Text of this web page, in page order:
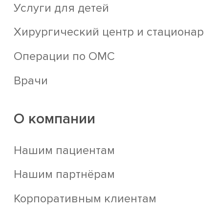
Услуги для детей
Хирургический центр и стационар
Операции по ОМС
Врачи
О компании
Нашим пациентам
Нашим партнёрам
Корпоративным клиентам